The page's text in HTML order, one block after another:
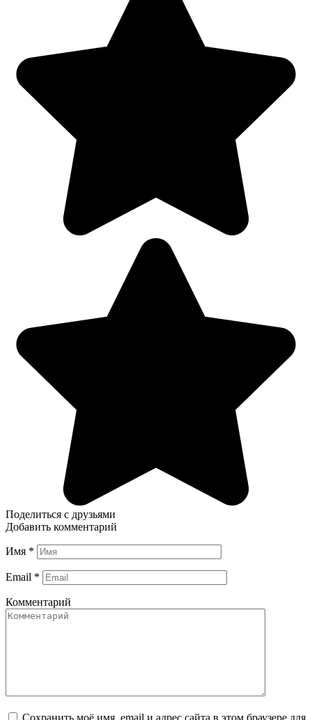
Поделиться с друзьями
Добавить комментарий
Имя *
Email *
Комментарий
Сохранить моё имя, email и адрес сайта в этом браузере для